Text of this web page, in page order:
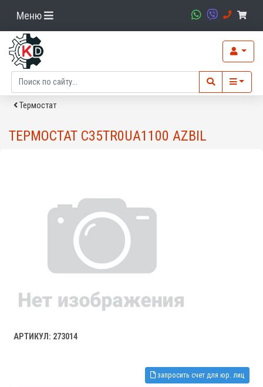
Меню
Термостат
ТЕРМОСТАТ C35TR0UA1100 AZBIL
АРТИКУЛ: 273014
запросить счет для юр. лиц